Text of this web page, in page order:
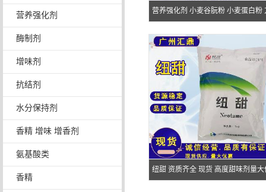
营养强化剂
酶制剂
增味剂
抗结剂
水分保持剂
香精 增味 增香剂
氨基酸类
香精
营养强化剂 小麦谷朊粉 小麦蛋白粉
纽甜 资质齐全 现货 高度甜味剂量大